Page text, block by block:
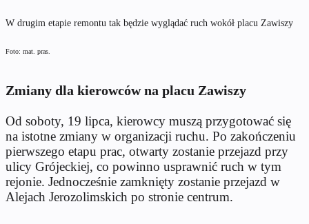
W drugim etapie remontu tak będzie wyglądać ruch wokół placu Zawiszy
Foto: mat. pras.
Zmiany dla kierowców na placu Zawiszy
Od soboty, 19 lipca, kierowcy muszą przygotować się
na istotne zmiany w organizacji ruchu. Po zakończeniu
pierwszego etapu prac, otwarty zostanie przejazd przy
ulicy Grójeckiej, co powinno usprawnić ruch w tym
rejonie. Jednocześnie zamknięty zostanie przejazd w
Alejach Jerozolimskich po stronie centrum.